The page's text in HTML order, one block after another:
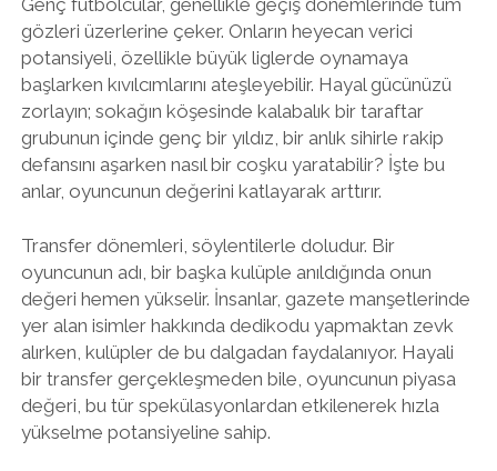
gözleri üzerlerine çeker. Onların heyecan verici
potansiyeli, özellikle büyük liglerde oynamaya
başlarken kıvılcımlarını ateşleyebilir. Hayal gücünüzü
zorlayın; sokağın köşesinde kalabalık bir taraftar
grubunun içinde genç bir yıldız, bir anlık sihirle rakip
defansını aşarken nasıl bir coşku yaratabilir? İşte bu
anlar, oyuncunun değerini katlayarak arttırır.
Transfer dönemleri, söylentilerle doludur. Bir
oyuncunun adı, bir başka kulüple anıldığında onun
değeri hemen yükselir. İnsanlar, gazete manşetlerinde
yer alan isimler hakkında dedikodu yapmaktan zevk
alırken, kulüpler de bu dalgadan faydalanıyor. Hayali
bir transfer gerçekleşmeden bile, oyuncunun piyasa
değeri, bu tür spekülasyonlardan etkilenerek hızla
yükselme potansiyeline sahip.